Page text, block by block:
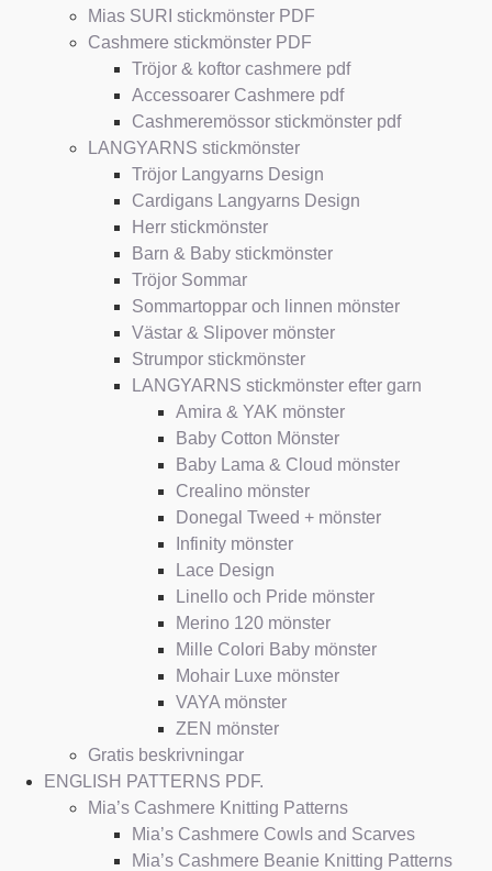
Mias SURI stickmönster PDF
Cashmere stickmönster PDF
Tröjor & koftor cashmere pdf
Accessoarer Cashmere pdf
Cashmeremössor stickmönster pdf
LANGYARNS stickmönster
Tröjor Langyarns Design
Cardigans Langyarns Design
Herr stickmönster
Barn & Baby stickmönster
Tröjor Sommar
Sommartoppar och linnen mönster
Västar & Slipover mönster
Strumpor stickmönster
LANGYARNS stickmönster efter garn
Amira & YAK mönster
Baby Cotton Mönster
Baby Lama & Cloud mönster
Crealino mönster
Donegal Tweed + mönster
Infinity mönster
Lace Design
Linello och Pride mönster
Merino 120 mönster
Mille Colori Baby mönster
Mohair Luxe mönster
VAYA mönster
ZEN mönster
Gratis beskrivningar
ENGLISH PATTERNS PDF.
Mia’s Cashmere Knitting Patterns
Mia’s Cashmere Cowls and Scarves
Mia’s Cashmere Beanie Knitting Patterns